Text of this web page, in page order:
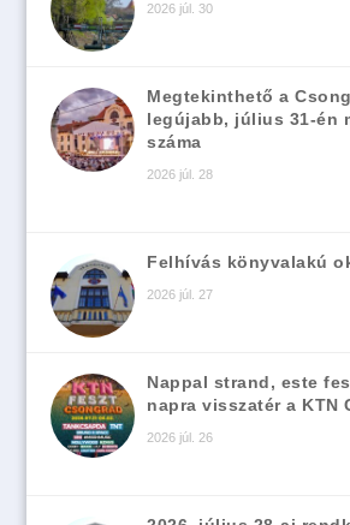
2026 júl. 30
Megtekinthető a
legújabb, július 31-én
száma
2026 júl. 28
Felhívás könyvalakú
2026 júl. 27
Nappal strand, este
napra visszatér a KTN
2026 júl. 26